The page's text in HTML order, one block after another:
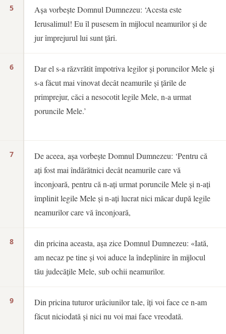
5
6
7
8
9
Așa vorbește Domnul Dumnezeu: ‘Acesta este
Ierusalimul! Eu îl pusesem în mijlocul neamurilor și de
jur împrejurul lui sunt țări.
Dar el s-a răzvrătit împotriva legilor și poruncilor Mele și
s-a făcut mai vinovat decât neamurile și țările de
primprejur, căci a nesocotit legile Mele, n-a urmat
poruncile Mele.’
De aceea, așa vorbește Domnul Dumnezeu: ‘Pentru că
ați fost mai îndărătnici decât neamurile care vă
înconjoară, pentru că n-ați urmat poruncile Mele și n-ați
împlinit legile Mele și n-ați lucrat nici măcar după legile
neamurilor care vă înconjoară,
din pricina aceasta, așa zice Domnul Dumnezeu: «Iată,
am necaz pe tine și voi aduce la îndeplinire în mijlocul
tău judecățile Mele, sub ochii neamurilor.
Din pricina tuturor urâciunilor tale, îți voi face ce n-am
făcut niciodată și nici nu voi mai face vreodată.